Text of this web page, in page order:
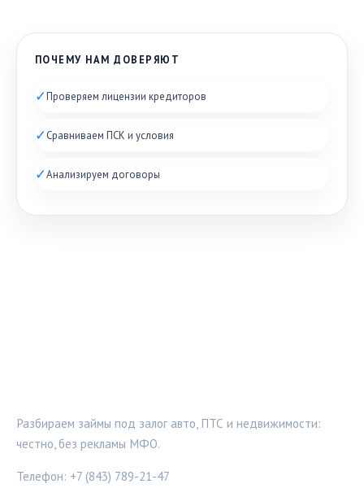
ПОЧЕМУ НАМ ДОВЕРЯЮТ
✓Проверяем лицензии кредиторов
✓Сравниваем ПСК и условия
✓Анализируем договоры
Разбираем займы под залог авто, ПТС и недвижимости:
честно, без рекламы МФО.
Телефон: +7 (843) 789-21-47